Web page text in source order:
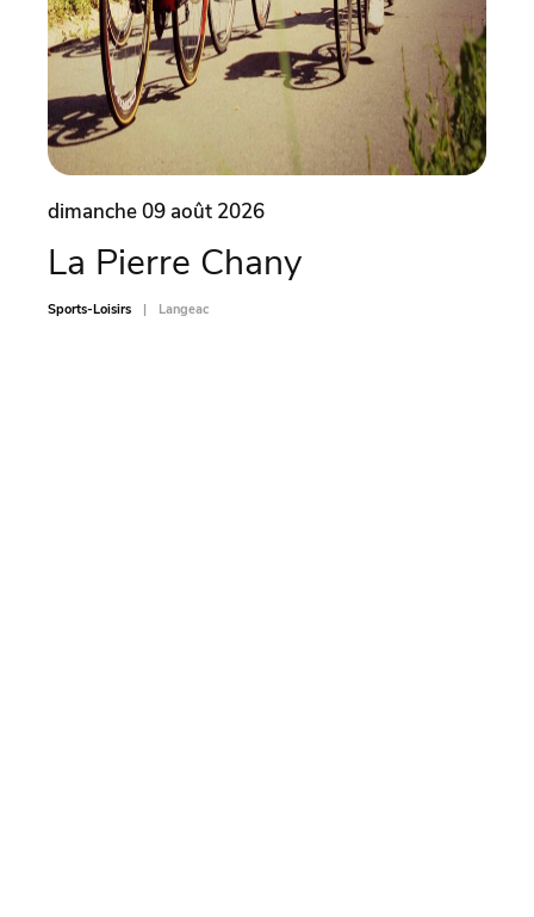
dimanche 09 août 2026
La Pierre Chany
Sports-Loisirs Langeac